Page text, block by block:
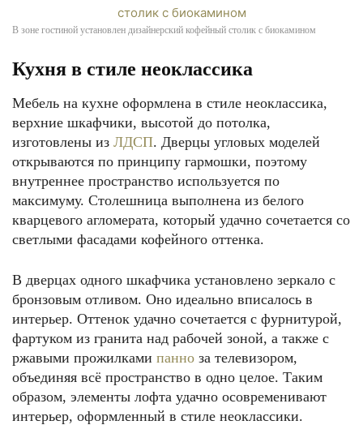
В зоне гостиной установлен дизайнерский кофейный столик с биокамином
Кухня в стиле неоклассика
Мебель на кухне оформлена в стиле неоклассика,
верхние шкафчики, высотой до потолка,
изготовлены из ЛДСП. Дверцы угловых моделей
открываются по принципу гармошки, поэтому
внутреннее пространство используется по
максимуму. Столешница выполнена из белого
кварцевого агломерата, который удачно сочетается со
светлыми фасадами кофейного оттенка.
В дверцах одного шкафчика установлено зеркало с
бронзовым отливом. Оно идеально вписалось в
интерьер. Оттенок удачно сочетается с фурнитурой,
фартуком из гранита над рабочей зоной, а также с
ржавыми прожилками панно за телевизором,
объединяя всё пространство в одно целое. Таким
образом, элементы лофта удачно осовременивают
интерьер, оформленный в стиле неоклассики.